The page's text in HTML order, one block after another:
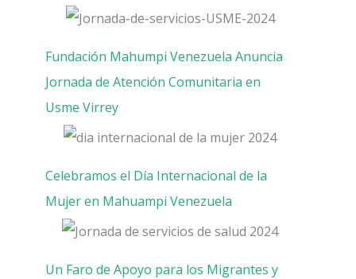
Fundación Mahumpi Venezuela Anuncia
Jornada de Atención Comunitaria en
Usme Virrey
Celebramos el Día Internacional de la
Mujer en Mahuampi Venezuela
Un Faro de Apoyo para los Migrantes y